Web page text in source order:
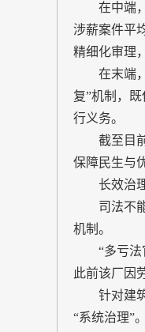
在中端，
涉薪案件平
精细化审理
在末端，
复”机制，
行义务。
截至目前
保障民生与
长效治理
司法不能
机制。
“多亏法官
此前该厂因
针对建筑
“系统治理”